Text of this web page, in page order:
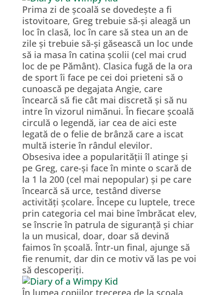
Prima zi de școală se dovedește a fi
istovitoare, Greg trebuie să-și aleagă un
loc în clasă, loc în care să stea un an de
zile și trebuie să-și găsească un loc unde
să ia masa în catina școlii (cel mai crud
loc de pe Pământ). Clasica fugă de la ora
de sport îi face pe cei doi prieteni să o
cunoască pe degajata Angie, care
încearcă să fie cât mai discretă și să nu
intre în vizorul nimănui. În fiecare școală
circulă o legendă, iar cea de aici este
legată de o felie de brânză care a iscat
multă isterie în rândul elevilor.
Obsesiva idee a popularității îl atinge și
pe Greg, care-și face în minte o scară de
la 1 la 200 (cel mai nepopular) și pe care
încearcă să urce, testând diverse
activități școlare. Începe cu luptele, trece
prin categoria cel mai bine îmbrăcat elev,
se înscrie în patrula de siguranță și chiar
la un musical, doar, doar să devină
faimos în școală. Într-un final, ajunge să
fie renumit, dar din ce motiv vă las pe voi
să descoperiți.
În lumea copiilor trecerea de la școala